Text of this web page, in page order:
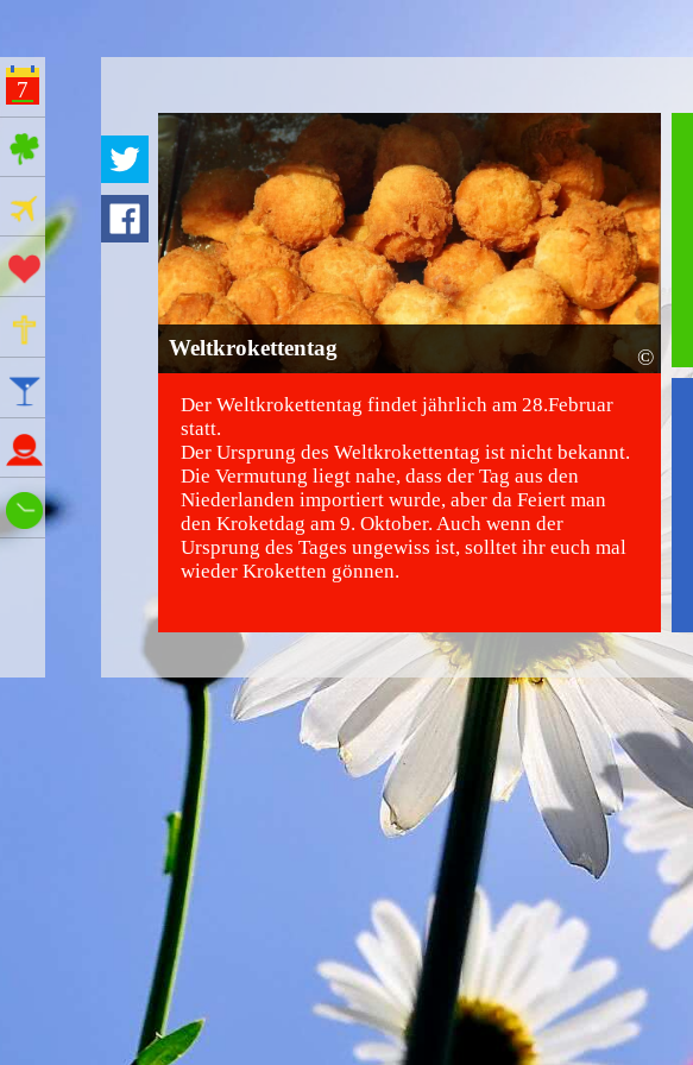
7
ges Feiertage
Ferien
Aktionstage
Gedenktage
Namenstage
Wie spät ist es?
Weltkrokettentag ©
Der Weltkrokettentag findet jährlich am 28.Februar
statt.
Der Ursprung des Weltkrokettentag ist nicht bekannt.
Die Vermutung liegt nahe, dass der Tag aus den
Niederlanden importiert wurde, aber da Feiert man
den Kroketdag am 9. Oktober. Auch wenn der
Ursprung des Tages ungewiss ist, solltet ihr euch mal
wieder Kroketten gönnen.